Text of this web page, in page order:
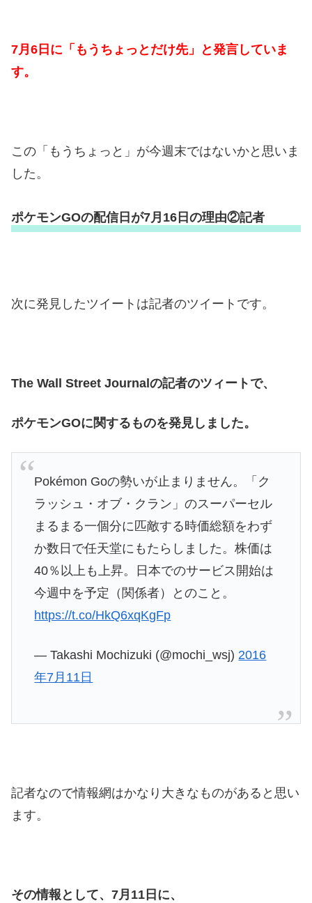
7月6日に「もうちょっとだけ先」と発言していま
す。
この「もうちょっと」が今週末ではないかと思いま
した。
ポケモンGOの配信日が7月16日の理由②記者
次に発見したツイートは記者のツイートです。
The Wall Street Journalの記者のツィートで、
ポケモンGOに関するものを発見しました。
Pokémon Goの勢いが止まりません。「ク
ラッシュ・オブ・クラン」のスーパーセル
まるまる一個分に匹敵する時価総額をわず
か数日で任天堂にもたらしました。株価は
40％以上も上昇。日本でのサービス開始は
今週中を予定（関係者）とのこと。
https://t.co/HkQ6xqKgFp
— Takashi Mochizuki (@mochi_wsj) 2016
年7月11日
記者なので情報網はかなり大きなものがあると思い
ます。
その情報として、7月11日に、